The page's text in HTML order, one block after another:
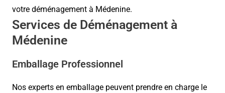
votre déménagement à Médenine.
Services de Déménagement à
Médenine
Emballage Professionnel
Nos experts en emballage peuvent prendre en charge le